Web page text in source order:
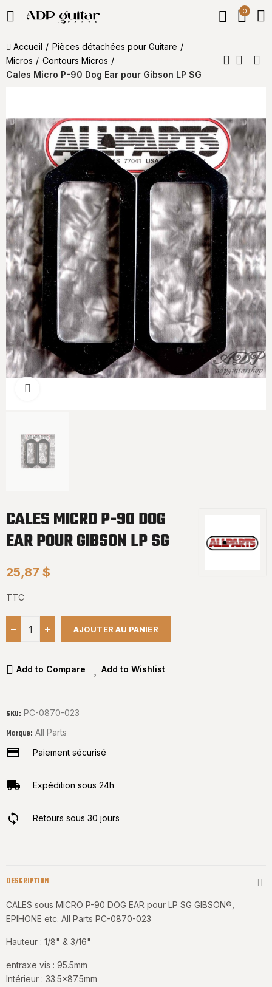
0
Accueil
Pièces détachées pour Guitare
Micros
Contours Micros
Cales Micro P-90 Dog Ear pour Gibson LP SG
CALES MICRO P-90 DOG
EAR POUR GIBSON LP SG
25,87 $
TTC
AJOUTER AU PANIER
Add to Compare Add to Wishlist
SKU: PC-0870-023
Marque: All Parts
Paiement sécurisé
Expédition sous 24h
Retours sous 30 jours
DESCRIPTION
CALES sous MICRO P-90 DOG EAR pour LP SG GIBSON®,
EPIHONE etc. All Parts PC-0870-023
Hauteur : 1/8" & 3/16"
entraxe vis : 95.5mm
Intérieur : 33.5x87.5mm